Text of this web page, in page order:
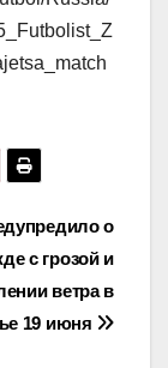
о
с грозой и
ветра в
19 июня